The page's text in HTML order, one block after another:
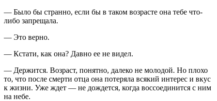
— Было бы странно, если бы в таком возрасте она тебе что-
либо запрещала.
— Это верно.
— Кстати, как она? Давно ее не видел.
— Держится. Возраст, понятно, далеко не молодой. Но плохо
то, что после смерти отца она потеряла всякий интерес и вкус
к жизни. Уже ждет — не дождется, когда воссоединится с ним
на небе.